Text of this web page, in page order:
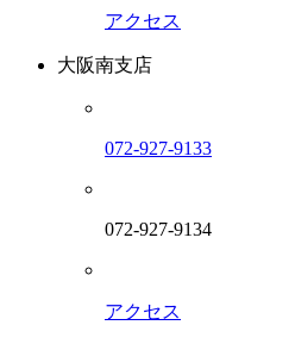
アクセス
大阪南支店
072-927-9133
072-927-9134
アクセス